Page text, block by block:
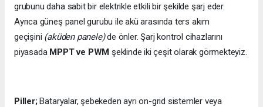
grubunu daha sabit bir elektrikle etkili bir şekilde şarj eder.
Ayrıca güneş panel gurubu ile akü arasında ters akım
geçişini (aküden panele)de önler. Şarj kontrol cihazlarını
piyasada MPPT ve PWM şeklinde iki çeşit olarak görmekteyiz.
Piller;Bataryalar, şebekeden ayrı on-grid sistemler veya